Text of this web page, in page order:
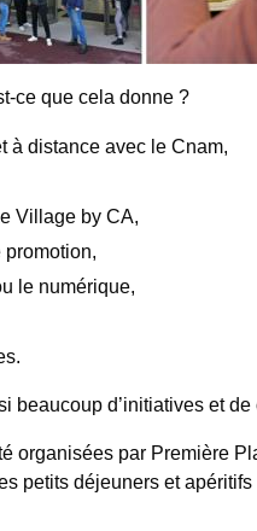
ce que cela donne ?
à distance avec le Cnam,
Village by CA,
le numérique,
beaucoup d’initiatives et
organisées par Première
petits déjeuners et